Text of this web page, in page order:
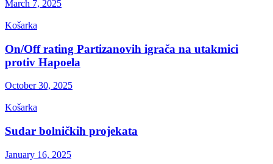
March 7, 2025
Košarka
On/Off rating Partizanovih igrača na utakmici
protiv Hapoela
October 30, 2025
Košarka
Sudar bolničkih projekata
January 16, 2025